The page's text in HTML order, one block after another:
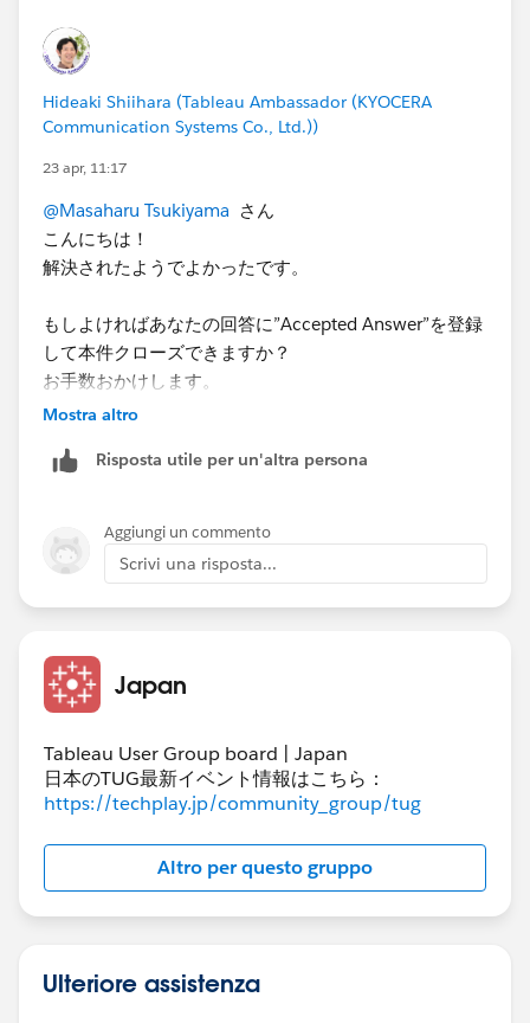
ストールすることなく実施いたしました。
少しだけ情報を描いたファイルを自社サーバーに置き、
それに接続して、「ブックマークファイル」の作製に成
功しました。
基本を忘れていました。
お騒がせいたしました。
Hideaki Shiihara (Tableau Ambassador (KYOCERA
Communication Systems Co., Ltd.))
23 apr, 11:17
@Masaharu Tsukiyama さん
こんにちは！
解決されたようでよかったです。
もしよければあなたの回答に”Accepted Answer”を登録
して本件クローズできますか？
お手数おかけします。
Mostra altro
Risposta utile per un'altra persona
Aggiungi un commento
Scrivi una risposta...
Japan
Tableau User Group board | Japan
日本のTUG最新イベント情報はこちら：
https://techplay.jp/community_group/tug
Altro per questo gruppo
Ulteriore assistenza